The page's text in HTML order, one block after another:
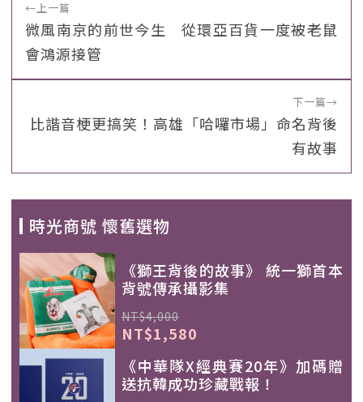
←上一篇
微風南京的前世今生 從環亞百貨一度被老鼠
會鴻源接管
下一篇→
比諧音梗更搞笑！高雄「哈囉市場」命名背後
有故事
時光商號 懷舊選物
《獅王背後的故事》 統一獅首本
背號傳承攝影集
NT$4,000
NT$1,580
《中華隊X經典賽20年》加碼贈
送抗韓成功珍藏戰報！